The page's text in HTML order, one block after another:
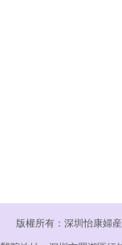
版權所有：深圳怡康婦